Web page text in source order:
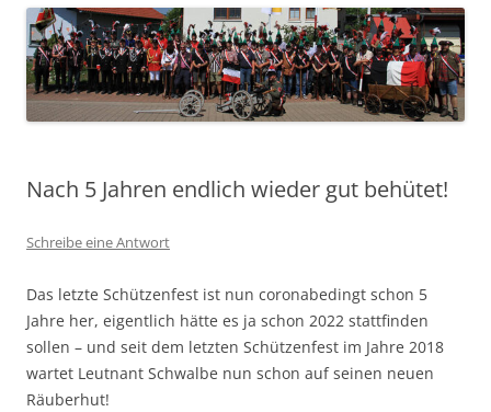
Nach 5 Jahren endlich wieder gut behütet!
Schreibe eine Antwort
Das letzte Schützenfest ist nun coronabedingt schon 5
Jahre her, eigentlich hätte es ja schon 2022 stattfinden
sollen – und seit dem letzten Schützenfest im Jahre 2018
wartet Leutnant Schwalbe nun schon auf seinen neuen
Räuberhut!